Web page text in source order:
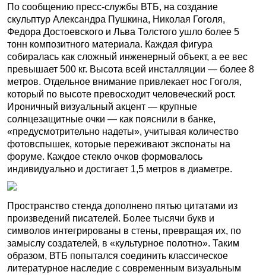
По сообщению пресс-службы ВТБ, на создание
скульптур Александра Пушкина, Николая Гоголя,
Федора Достоевского и Льва Толстого ушло более 5
тонн композитного материала. Каждая фигура
собиралась как сложный инженерный объект, а ее вес
превышает 500 кг. Высота всей инсталляции — более 8
метров. Отдельное внимание привлекает нос Гоголя,
который по высоте превосходит человеческий рост.
Ироничный визуальный акцент — крупные
солнцезащитные очки — как пояснили в банке,
«предусмотрительно надеты», учитывая количество
фотовспышек, которые переживают экспонаты на
форуме. Каждое стекло очков формовалось
индивидуально и достигает 1,5 метров в диаметре.
Пространство стенда дополнено пятью цитатами из
произведений писателей. Более тысячи букв и
символов интегрированы в стены, превращая их, по
замыслу создателей, в «культурное полотно». Таким
образом, ВТБ попытался соединить классическое
литературное наследие с современным визуальным